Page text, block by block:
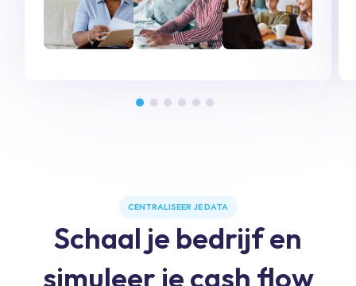
CENTRALISEER JE DATA
Schaal je bedrijf en
simuleer je cash flow